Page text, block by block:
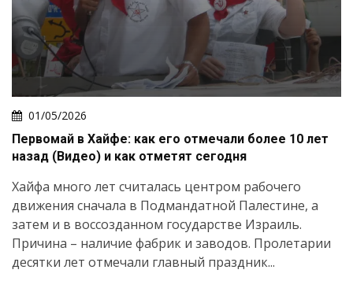
01/05/2026
Первомай в Хайфе: как его отмечали более 10 лет
назад (Видео) и как отметят сегодня
Хайфа много лет считалась центром рабочего
движения сначала в Подмандатной Палестине, а
затем и в воссозданном государстве Израиль.
Причина – наличие фабрик и заводов. Пролетарии
десятки лет отмечали главный праздник...